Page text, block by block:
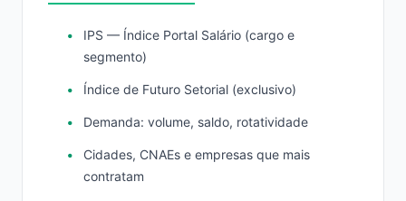
IPS — Índice Portal Salário (cargo e
segmento)
Índice de Futuro Setorial (exclusivo)
Demanda: volume, saldo, rotatividade
Cidades, CNAEs e empresas que mais
contratam